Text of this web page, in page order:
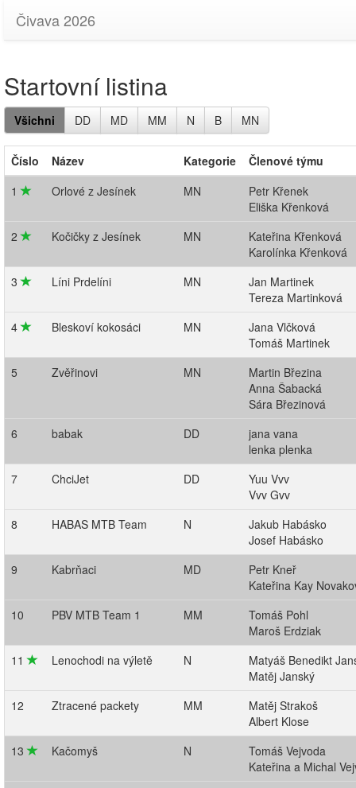
Čivava 2026
Startovní listina
Všichni DD MD MM N B MN
Číslo Název Kategorie
Členové týmu
1
Orlové z Jesínek MN
Petr Křenek
Eliška Křenková
2
Kočičky z Jesínek MN
Kateřina Křenková
Karolínka Křenková
3
Líni Prdelíni MN
Jan Martinek
Tereza Martinková
4
Bleskoví kokosáci MN
Jana Vlčková
Tomáš Martinek
5
Zvěřinovi MN
Martin Březina
Anna Šabacká
Sára Březinová
6
babak DD
jana vana
lenka plenka
7
ChciJet DD
Yuu Vvv
Vvv Gvv
8
HABAS MTB Team N
Jakub Habásko
Josef Habásko
9
Kabrňaci MD
Petr Kneř
Kateřina Kay
10
PBV MTB Team 1 MM
Tomáš Pohl
Maroš Erdziak
11
Lenochodi na výletě N
Matyáš Benedikt
Matěj Janský
12
Ztracené packety MM
Matěj Strakoš
Albert Klose
13
Kačomyš N
Tomáš Vejvoda
Kateřina a Michal